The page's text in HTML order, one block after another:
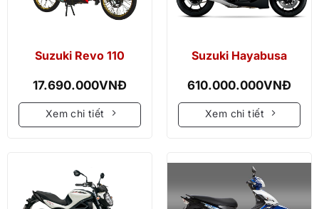
Suzuki Revo 110
17.690.000VNĐ
Xem chi tiết
Suzuki Hayabusa
610.000.000VNĐ
Xem chi tiết